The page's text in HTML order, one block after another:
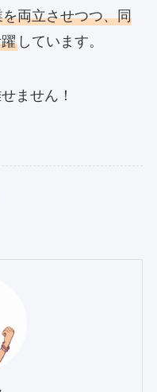
両立させつつ、同
しています。
ません！